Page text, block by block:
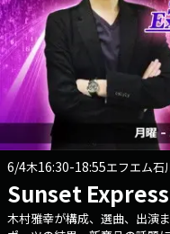
6/4木16:30-18:55エフエム石
Sunset Express
木村雅幸が構成、選曲、出演